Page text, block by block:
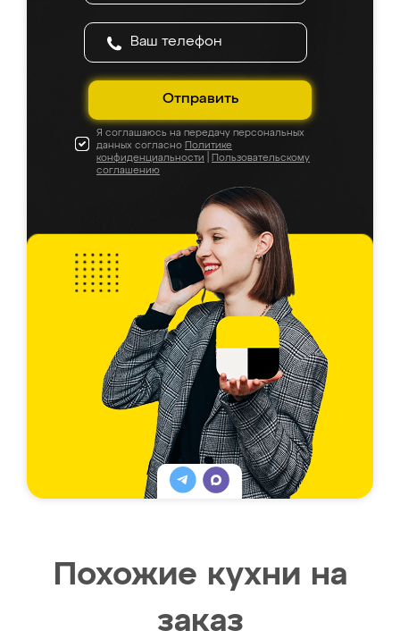
Отправить
Я соглашаюсь на передачу персональных
данных согласно Политике
конфиденциальности
Пользовательскому
соглашению
Похожие кухни на
заказ